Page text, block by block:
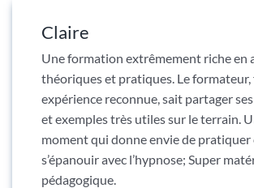
Claire
Une formation extrêmement riche en
théoriques et pratiques. Le formateur,
expérience reconnue, sait partager
et exemples très utiles sur le terrain.
moment qui donne envie de pratiquer
s’épanouir avec l’hypnose; Super
pédagogique.